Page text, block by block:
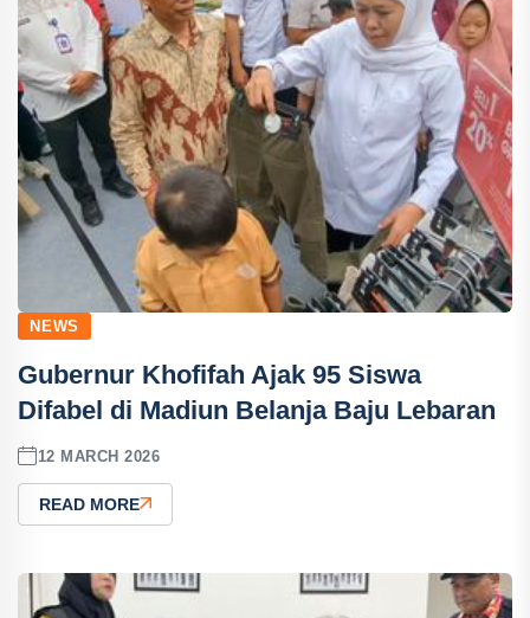
NEWS
Gubernur Khofifah Ajak 95 Siswa
Difabel di Madiun Belanja Baju Lebaran
12 MARCH 2026
READ MORE